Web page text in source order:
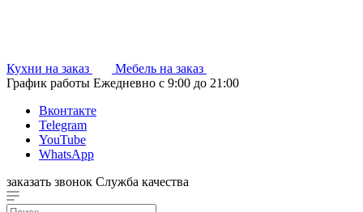
Кухни на заказ
Мебель на заказ
График работы Ежедневно с 9:00 до 21:00
Вконтакте
Telegram
YouTube
WhatsApp
заказать звонок Служба качества